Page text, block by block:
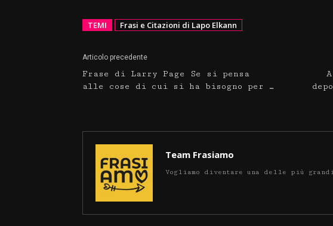
TEMI Frasi e Citazioni di Lapo Elkann
Articolo precedente
Frase di Larry Page Se si pensa
alle cose di cui si ha bisogno per …
Team Frasiamo
Vogliamo diventare una delle più